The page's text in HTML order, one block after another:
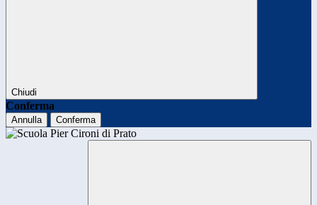
Chiudi
Conferma
Annulla Conferma